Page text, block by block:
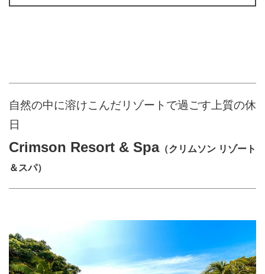
自然の中に溶けこんだリゾートで過ごす上質の休
日
Crimson Resort & Spa（クリムソン リゾート
＆スパ）